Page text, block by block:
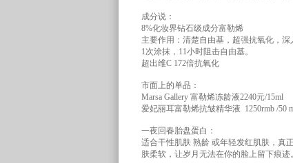
成分说：
8%化妆界钻石级成分富勒烯
主要作用：清楚自由基，超强抗氧化，
1次涂抹，11小时阻击自由基。
超出维C 172倍抗氧化
市面上的单品：
Marsa Gallery 富勒烯冻龄液2240元/15ml
爱妃丽耳富勒烯抗皱精华液 1250rmb /50
一夜回春胎盘蛋白：
适合干性肌肤 熟龄 或年轻发红肌肤，真
肤柔软，让岁月无法在你的脸上留下痕迹。